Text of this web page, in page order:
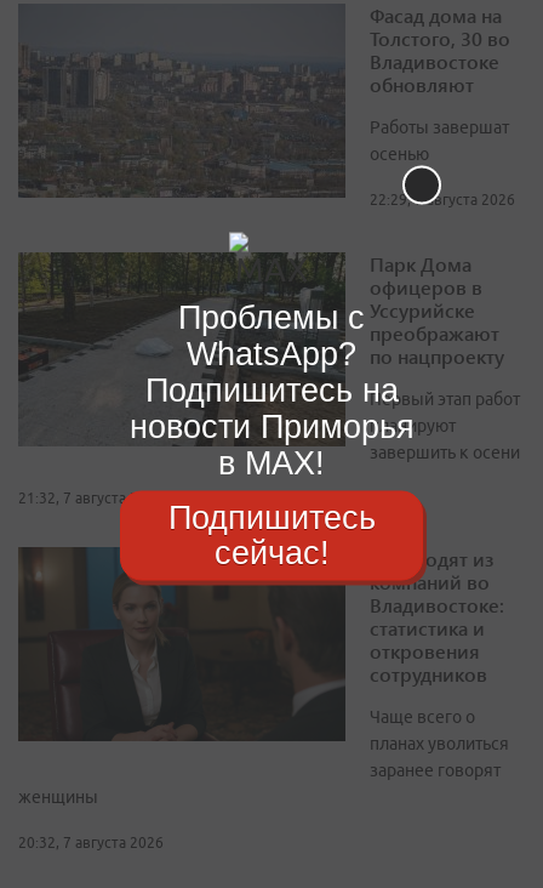
Фасад дома на
Толстого, 30 во
Владивостоке
обновляют
Работы завершат
осенью
22:29, 7 августа 2026
Парк Дома
офицеров в
Уссурийске
преображают
по нацпроекту
Первый этап работ
планируют
завершить к осени
21:32, 7 августа 2026
Как уходят из
компаний во
Владивостоке:
статистика и
откровения
сотрудников
Чаще всего о
планах уволиться
заранее говорят
женщины
20:32, 7 августа 2026
Проблемы с
WhatsApp?
Подпишитесь на
новости Приморья
в MAX!
Подпишитесь
сейчас!